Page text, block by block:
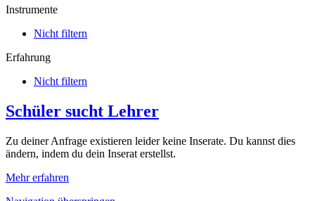
Instrumente
Nicht filtern
Erfahrung
Nicht filtern
Schüler sucht Lehrer
Zu deiner Anfrage existieren leider keine Inserate. Du kannst dies
ändern, indem du dein Inserat erstellst.
Mehr erfahren